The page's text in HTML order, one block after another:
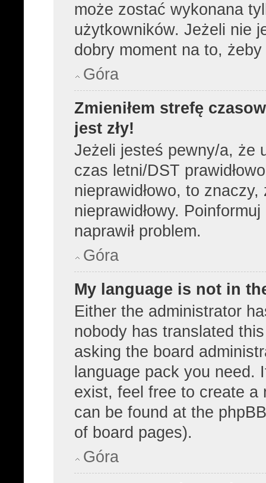
może zostać wykonana
użytkowników. Jeżeli nie
dobry moment na to,
Góra
Zmieniłem strefę
jest zły!
Jeżeli jesteś pewny/a, że
czas letni/DST
nieprawidłowo, to
nieprawidłowy.
naprawił problem.
Góra
My language is not in
Either the administrator
nobody has translated
asking the board
language pack you need.
exist, feel free to create a
can be found at the
of board pages).
Góra